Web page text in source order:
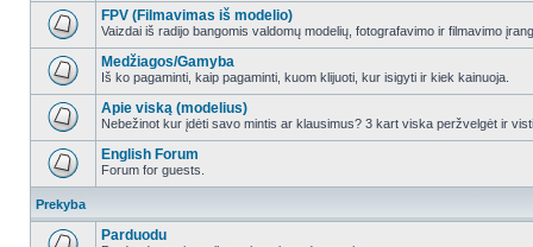
FPV (Filmavimas iš modelio)
Vaizdai iš radijo bangomis valdomų modelių, fotografavimo ir filmavimo
Medžiagos/Gamyba
Iš ko pagaminti, kaip pagaminti, kuom klijuoti, kur isigyti ir kiek kainuoja.
Apie viską (modelius)
Nebežinot kur įdėti savo mintis ar klausimus? 3 kart viska peržvelgėt ir
English Forum
Forum for guests.
Prekyba
Parduodu